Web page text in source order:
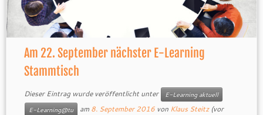
Am 22. September nächster E-Learning
Stammtisch
Dieser Eintrag wurde veröffentlicht unter
E-Learning aktuell
E-Learning@tu
am 8. September 2016 von Klaus Steitz(vor